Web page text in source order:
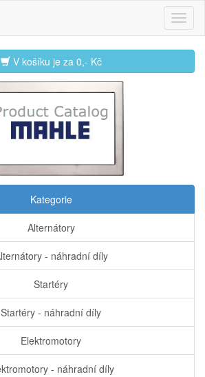
V košíku je za 0,- Kč
Kategorie
Alternátory
- náhradní díly
Startéry
Startéry - náhradní díly
Elektromotory
- náhradní díly